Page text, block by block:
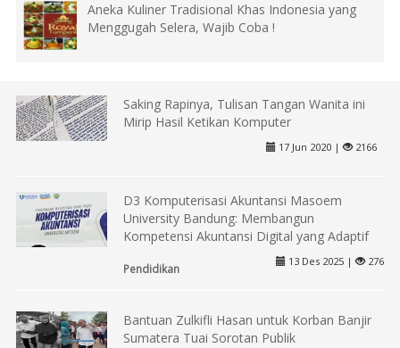
Aneka Kuliner Tradisional Khas Indonesia yang
Menggugah Selera, Wajib Coba !
Saking Rapinya, Tulisan Tangan Wanita ini
Mirip Hasil Ketikan Komputer
17 Jun 2020 | 2166
D3 Komputerisasi Akuntansi Masoem
University Bandung: Membangun
Kompetensi Akuntansi Digital yang Adaptif
Pendidikan
13 Des 2025 | 276
Bantuan Zulkifli Hasan untuk Korban Banjir
Sumatera Tuai Sorotan Publik